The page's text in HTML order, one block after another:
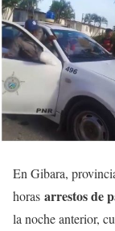
En Gibara,
horas arrestos de
la noche anterior,